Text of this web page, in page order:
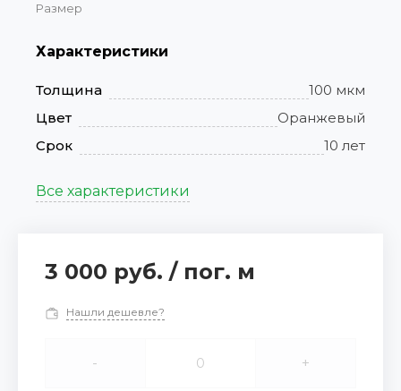
Размер
Характеристики
Толщина
100 мкм
Цвет
Оранжевый
Срок
10 лет
Все характеристики
3 000 руб. / пог. м
Нашли дешевле?
- +